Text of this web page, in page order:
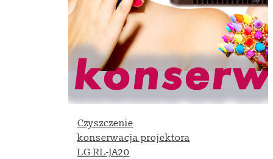
Czyszczenie
konserwacja projektora
LG RL-JA20